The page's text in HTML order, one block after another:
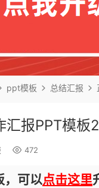
ppt模板 总结汇报
汇报PPT模板
472
，可以点击这里